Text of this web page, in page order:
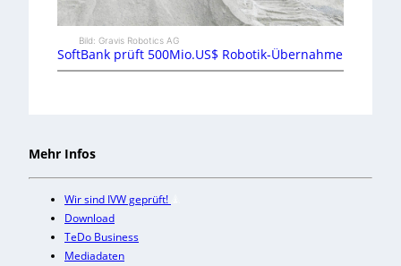
Bild: Gravis Robotics AG
SoftBank prüft 500Mio.US$ Robotik-Übernahme
Mehr Infos
Wir sind IVW geprüft!
Download
TeDo Business
Mediadaten